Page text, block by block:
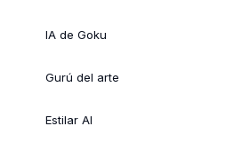
IA de Goku
Gurú del arte
Estilar AI